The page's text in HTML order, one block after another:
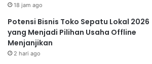
18 jam ago
Potensi Bisnis Toko Sepatu Lokal 2026
yang Menjadi Pilihan Usaha Offline
Menjanjikan
2 hari ago